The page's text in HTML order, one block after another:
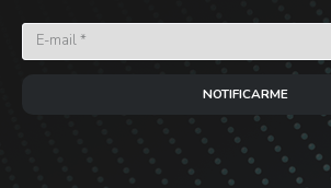
NOTIFICARME